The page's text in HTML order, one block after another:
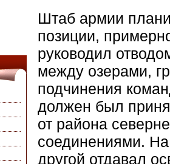
Штаб армии
позиции,
руководил
между озерами,
подчинения
должен был
от района
соединениями.
другой отдавал